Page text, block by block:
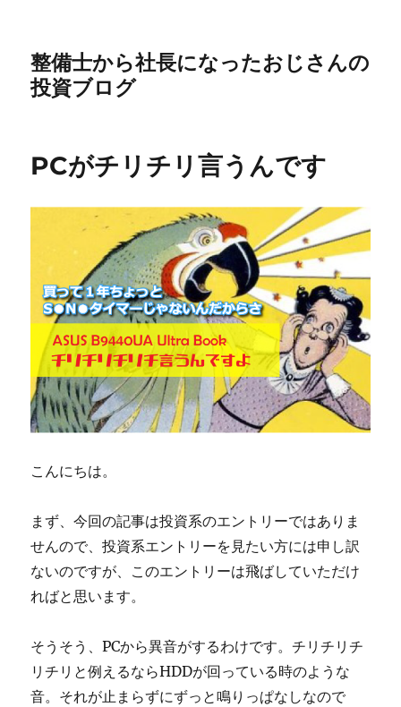
整備士から社長になったおじさんの
投資ブログ
PCがチリチリ言うんです
こんにちは。
まず、今回の記事は投資系のエントリーではありま
せんので、投資系エントリーを見たい方には申し訳
ないのですが、このエントリーは飛ばしていただけ
ればと思います。
そうそう、PCから異音がするわけです。チリチリチ
リチリと例えるならHDDが回っている時のような
音。それが止まらずにずっと鳴りっぱなしなので